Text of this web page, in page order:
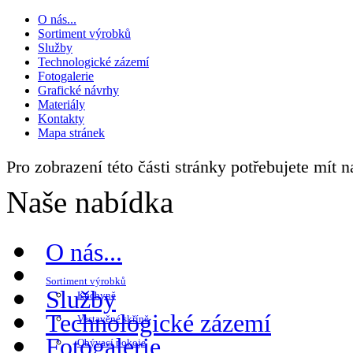
O nás...
Sortiment výrobků
Služby
Technologické zázemí
Fotogalerie
Grafické návrhy
Materiály
Kontakty
Mapa stránek
Pro zobrazení této části stránky potřebujete mít
Naše nabídka
O nás...
Sortiment výrobků
Kuchyně
Vestavěné skříně
Obývací pokoje
Služby
Technologické zázemí
Fotogalerie